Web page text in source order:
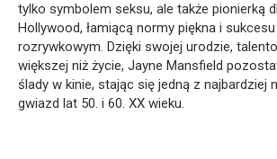
tylko symbolem seksu, ale także pionierką
Hollywood, łamiącą normy piękna i
rozrywkowym. Dzięki swojej urodzie,
większej niż życie, Jayne Mansfield
ślady w kinie, stając się jedną z najbardziej
gwiazd lat 50. i 60. XX wieku.